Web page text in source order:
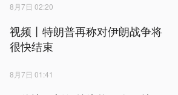
8月7日 02:20
视频丨特朗普再称对伊朗战争将
很快结束
8月7日 01:41